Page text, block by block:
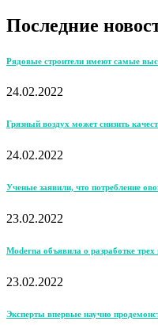
Последние
Рядовые строители имеют самые
24.02.2022
Грязный воздух может снизить
24.02.2022
Ученые заявили, что потребление
23.02.2022
Moderna объявила о разработке
23.02.2022
Эксперты впервые научно